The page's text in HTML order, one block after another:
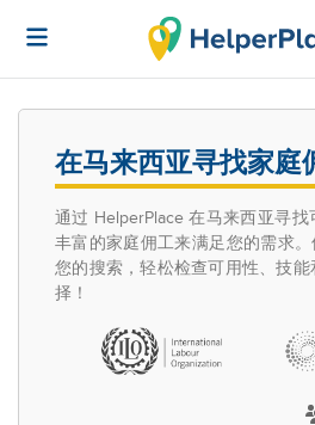
在马来西亚寻找家庭
通过 HelperPlace 在马来西亚寻
丰富的家庭佣工来满足您的需求
您的搜索，轻松检查可用性、技
择！